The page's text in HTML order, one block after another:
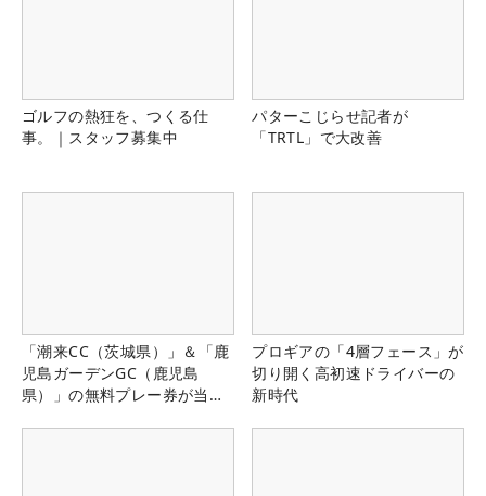
ゴルフの熱狂を、つくる仕
事。｜スタッフ募集中
パターこじらせ記者が
「TRTL」で大改善
「潮来CC（茨城県）」＆「鹿
児島ガーデンGC（鹿児島
県）」の無料プレー券が当た
プロギアの「4層フェース」が
切り開く高初速ドライバーの
新時代